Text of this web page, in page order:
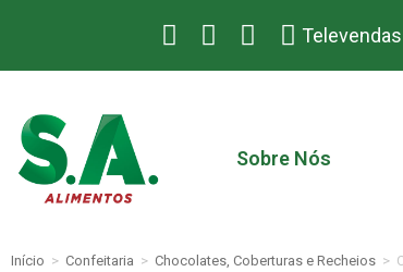
Televendas
Sobre Nós
Início > Confeitaria > Chocolates, Coberturas e Recheios >